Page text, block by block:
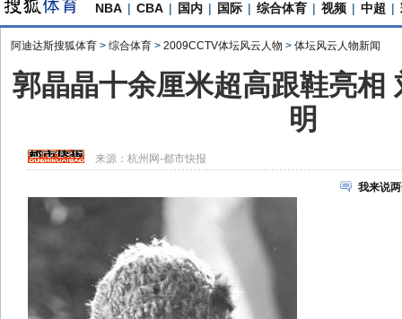
NBA | CBA | 国内 | 国际 | 综合体育 | 视频 | 中超 |
阿迪达斯搜狐体育 > 综合体育 > 2009CCTV体坛风云人物 > 体坛风云人物新闻
郭晶晶十余厘米超高跟鞋亮相
明
来源：杭州网-都市快报
我来说